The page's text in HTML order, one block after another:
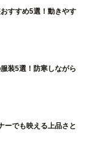
すすめ5選！動きやす
装5選！防寒しながら
ーでも映える上品さと